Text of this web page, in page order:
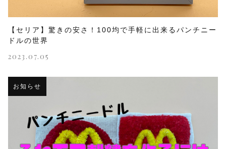
【セリア】驚きの安さ！100均で手軽に出来るパンチニー
ドルの世界
2023.07.05
お知らせ